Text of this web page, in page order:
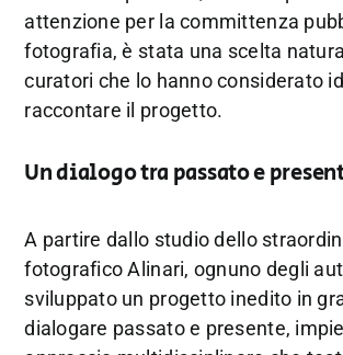
attenzione per la committenza
fotografia, è stata una scelta
curatori che lo hanno considerato
raccontare il progetto.
Un dialogo tra passato e
A partire dallo studio dello
fotografico Alinari, ognuno degli
sviluppato un progetto inedito in
dialogare passato e presente,